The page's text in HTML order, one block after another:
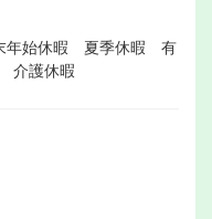
年始休暇 夏季休暇 有
介護休暇